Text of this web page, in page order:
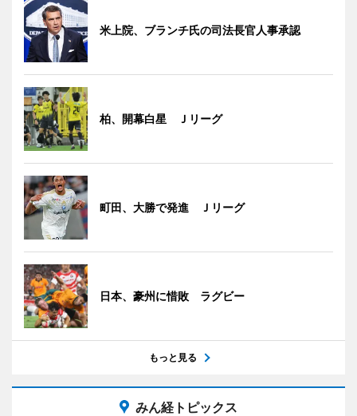
米上院、ブランチ氏の司法長官人事承認
柏、開幕白星 Ｊリーグ
町田、大勝で発進 Ｊリーグ
日本、豪州に惜敗 ラグビー
もっと見る
みん経トピックス